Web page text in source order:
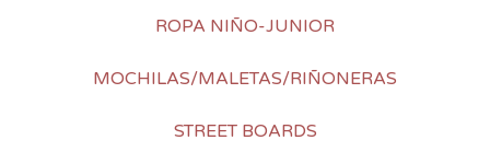
ROPA NIÑO-JUNIOR
MOCHILAS/MALETAS/RIÑONERAS
STREET BOARDS